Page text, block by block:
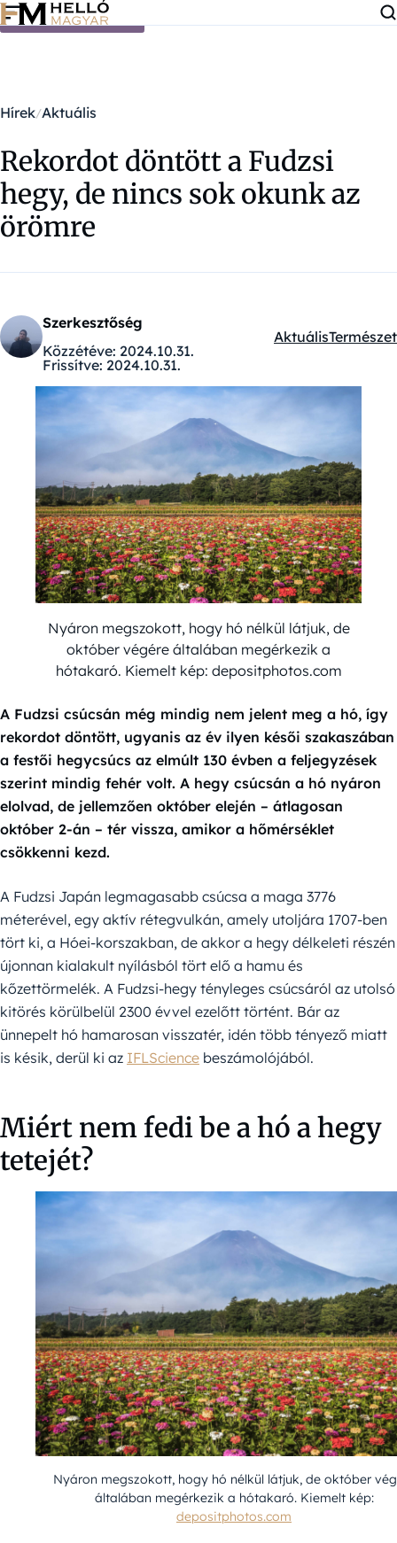
Ugrás a tartalomra
Hírek Aktuális
Rekordot döntött a Fudzsi
hegy, de nincs sok okunk az
örömre
Szerkesztőség
Közzétéve: 2024.10.31.
Frissítve: 2024.10.31.
Kategóriák:
AktuálisTermészet
Nyáron megszokott, hogy hó nélkül látjuk, de
október végére általában megérkezik a
hótakaró. Kiemelt kép: depositphotos.com
A Fudzsi csúcsán még mindig nem jelent meg a hó, így
rekordot döntött, ugyanis az év ilyen késői szakaszában
a festői hegycsúcs az elmúlt 130 évben a feljegyzések
szerint mindig fehér volt. A hegy csúcsán a hó nyáron
elolvad, de jellemzően október elején – átlagosan
október 2-án – tér vissza, amikor a hőmérséklet
csökkenni kezd.
A Fudzsi Japán legmagasabb csúcsa a maga 3776
méterével, egy aktív rétegvulkán, amely utoljára 1707-ben
tört ki, a Hóei-korszakban, de akkor a hegy délkeleti részén
újonnan kialakult nyílásból tört elő a hamu és
kőzettörmelék. A Fudzsi-hegy tényleges csúcsáról az utolsó
kitörés körülbelül 2300 évvel ezelőtt történt. Bár az
ünnepelt hó hamarosan visszatér, idén több tényező miatt
is késik, derül ki az IFLScience beszámolójából.
Miért nem fedi be a hó a hegy
tetejét?
Nyáron megszokott, hogy hó nélkül látjuk, de október
általában megérkezik a hótakaró. Kiemelt kép:
depositphotos.com